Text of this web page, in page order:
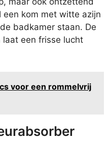
kom met witte azijn
badkamer staan. De
een frisse lucht
voor een rommelvrij